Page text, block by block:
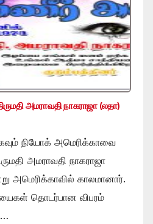
அமராவதி நாகராஜா (லதா)
நியோக் அமெரிக்காவை
அமராவதி நாகராஜா
அமெரிக்காவில் காலமானார்.
தொடர்பான விபரம்
…